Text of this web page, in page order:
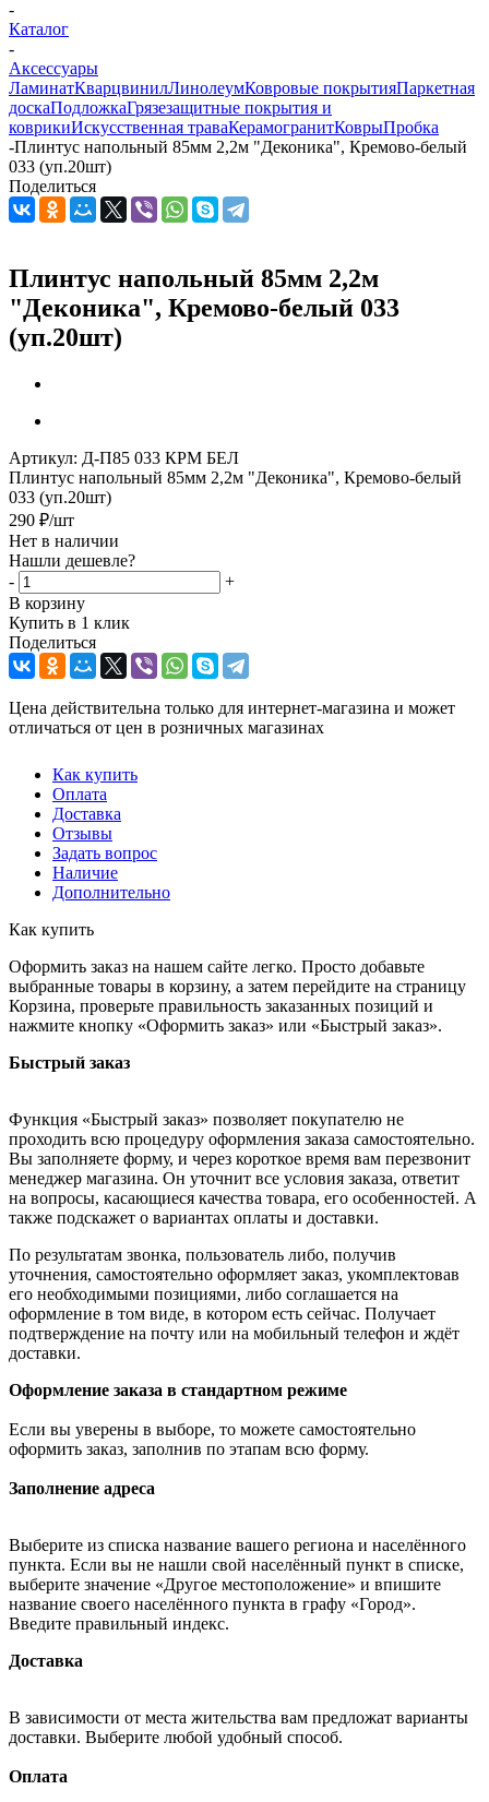
-
Каталог
-
Аксессуары
ЛаминатКварцвинилЛинолеумКовровые покрытияПаркетная
доскаПодложкаГрязезащитные покрытия и
коврикиИскусственная траваКерамогранитКоврыПробка
-Плинтус напольный 85мм 2,2м "Деконика", Кремово-белый
033 (уп.20шт)
Поделиться
Плинтус напольный 85мм 2,2м
"Деконика", Кремово-белый 033
(уп.20шт)
Артикул: Д-П85 033 КРМ БЕЛ
Плинтус напольный 85мм 2,2м "Деконика", Кремово-белый
033 (уп.20шт)
290 ₽/шт
Нет в наличии
Нашли дешевле?
-
+
В корзину
Купить в 1 клик
Поделиться
Цена действительна только для интернет-магазина и может
отличаться от цен в розничных магазинах
Как купить
Оплата
Доставка
Отзывы
Задать вопрос
Наличие
Дополнительно
Как купить
Оформить заказ на нашем сайте легко. Просто добавьте
выбранные товары в корзину, а затем перейдите на страницу
Корзина, проверьте правильность заказанных позиций и
нажмите кнопку «Оформить заказ» или «Быстрый заказ».
Быстрый заказ
Функция «Быстрый заказ» позволяет покупателю не
проходить всю процедуру оформления заказа самостоятельно.
Вы заполняете форму, и через короткое время вам перезвонит
менеджер магазина. Он уточнит все условия заказа, ответит
на вопросы, касающиеся качества товара, его особенностей. А
также подскажет о вариантах оплаты и доставки.
По результатам звонка, пользователь либо, получив
уточнения, самостоятельно оформляет заказ, укомплектовав
его необходимыми позициями, либо соглашается на
оформление в том виде, в котором есть сейчас. Получает
подтверждение на почту или на мобильный телефон и ждёт
доставки.
Оформление заказа в стандартном режиме
Если вы уверены в выборе, то можете самостоятельно
оформить заказ, заполнив по этапам всю форму.
Заполнение адреса
Выберите из списка название вашего региона и населённого
пункта. Если вы не нашли свой населённый пункт в списке,
выберите значение «Другое местоположение» и впишите
название своего населённого пункта в графу «Город».
Введите правильный индекс.
Доставка
В зависимости от места жительства вам предложат варианты
доставки. Выберите любой удобный способ.
Оплата